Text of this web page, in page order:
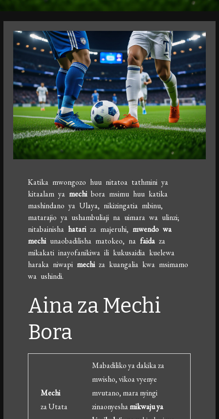
Katika mwongozo huu nitatoa tathmini ya
kitaalam yamechibora msimu huu katika
mashindano ya Ulaya, nikizingatia mbinu,
matarajio ya ushambuliaji na uimara wa ulinzi;
nitabainishahatariza majeruhi,mwendo wa
mechiunaobadilisha matokeo, nafaida za
mikakati inayofanikiwa ili kukusaidia kuelewa
haraka niwapimechiza kuangalia kwa msimamo
wa ushindi.
Aina za Mechi
Bora
Mechi
za Utata
Mabadiliko ya dakika za
mwisho, vikoa vyenye
mvutano, mara nyingi
zinaonyeshamikwaju ya